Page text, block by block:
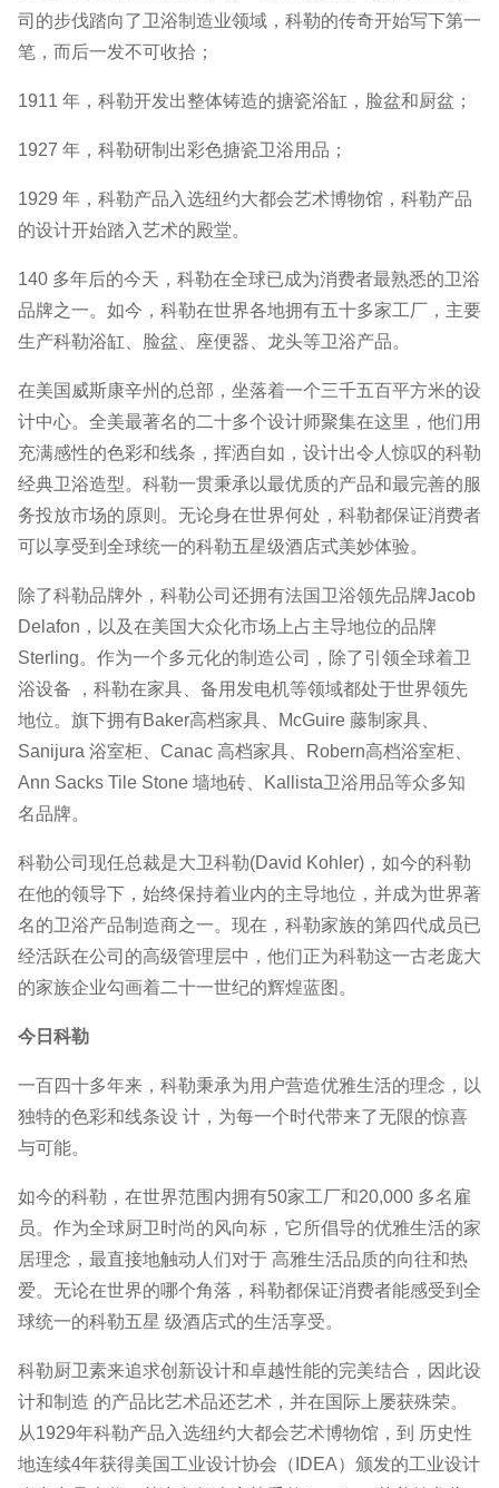
司的步伐踏向了卫浴制造业领域，科勒的传奇开始写下第一
笔，而后一发不可收拾；
1911 年，科勒开发出整体铸造的搪瓷浴缸，脸盆和厨盆；
1927 年，科勒研制出彩色搪瓷卫浴用品；
1929 年，科勒产品入选纽约大都会艺术博物馆，科勒产品
的设计开始踏入艺术的殿堂。
140 多年后的今天，科勒在全球已成为消费者最熟悉的卫浴
品牌之一。如今，科勒在世界各地拥有五十多家工厂，主要
生产科勒浴缸、脸盆、座便器、龙头等卫浴产品。
在美国威斯康辛州的总部，坐落着一个三千五百平方米的设
计中心。全美最著名的二十多个设计师聚集在这里，他们用
充满感性的色彩和线条，挥洒自如，设计出令人惊叹的科勒
经典卫浴造型。科勒一贯秉承以最优质的产品和最完善的服
务投放市场的原则。无论身在世界何处，科勒都保证消费者
可以享受到全球统一的科勒五星级酒店式美妙体验。
除了科勒品牌外，科勒公司还拥有法国卫浴领先品牌Jacob
Delafon，以及在美国大众化市场上占主导地位的品牌
Sterling。作为一个多元化的制造公司，除了引领全球着卫
浴设备 ，科勒在家具、备用发电机等领域都处于世界领先
地位。旗下拥有Baker高档家具、McGuire 藤制家具、
Sanijura 浴室柜、Canac 高档家具、Robern高档浴室柜、
Ann Sacks Tile Stone 墙地砖、Kallista卫浴用品等众多知
名品牌。
科勒公司现任总裁是大卫科勒(David Kohler)，如今的科勒
在他的领导下，始终保持着业内的主导地位，并成为世界著
名的卫浴产品制造商之一。现在，科勒家族的第四代成员已
经活跃在公司的高级管理层中，他们正为科勒这一古老庞大
的家族企业勾画着二十一世纪的辉煌蓝图。
今日科勒
一百四十多年来，科勒秉承为用户营造优雅生活的理念，以
独特的色彩和线条设 计，为每一个时代带来了无限的惊喜
与可能。
如今的科勒，在世界范围内拥有50家工厂和20,000 多名雇
员。作为全球厨卫时尚的风向标，它所倡导的优雅生活的家
居理念，最直接地触动人们对于 高雅生活品质的向往和热
爱。无论在世界的哪个角落，科勒都保证消费者能感受到全
球统一的科勒五星 级酒店式的生活享受。
科勒厨卫素来追求创新设计和卓越性能的完美结合，因此设
计和制造 的产品比艺术品还艺术，并在国际上屡获殊荣。
从1929年科勒产品入选纽约大都会艺术博物馆，到 历史性
地连续4年获得美国工业设计协会（IDEA）颁发的工业设计